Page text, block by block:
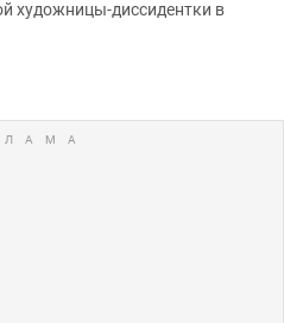
художницы-диссидентки в